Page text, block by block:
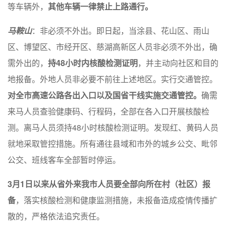
等车辆外， 其他车辆一律禁止上路通行。
马鞍山：非必须不外出。即日起，当涂县、花山区、雨山
区、博望区、市经开区、慈湖高新区人员非必须不外出，确
需外出的， 持48小时内核酸检测证明，并主动向社区和目的
地报备。外地人员非必要不前往上述地区。实行交通管控。
对全市高速公路各出入口以及国省干线实施交通管控。 确需
来马人员查验健康码、行程码，全部在各入口开展核酸检
测。离马人员须持48小时核酸检测证明。发现红、黄码人员
就地采取管控措施。所有通往县域和市外的城乡公交、毗邻
公交、班线客车全部暂时停运。
3月1日以来从省外来我市人员要全部向所在村（社区）报
备，落实核酸检测和健康监测措施，未报备造成疫情传播扩
散的，严格依法追究责任。